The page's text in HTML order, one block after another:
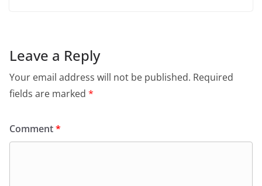
Leave a Reply
Your email address will not be published. Required
fields are marked *
Comment*